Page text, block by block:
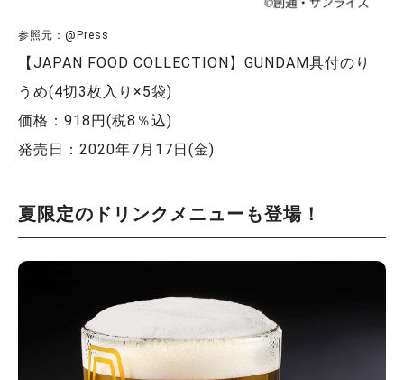
参照元：@Press
【JAPAN FOOD COLLECTION】GUNDAM具付のり
うめ(4切3枚入り×5袋)
価格：918円(税8％込)
発売日：2020年7月17日(金)
夏限定のドリンクメニューも登場！